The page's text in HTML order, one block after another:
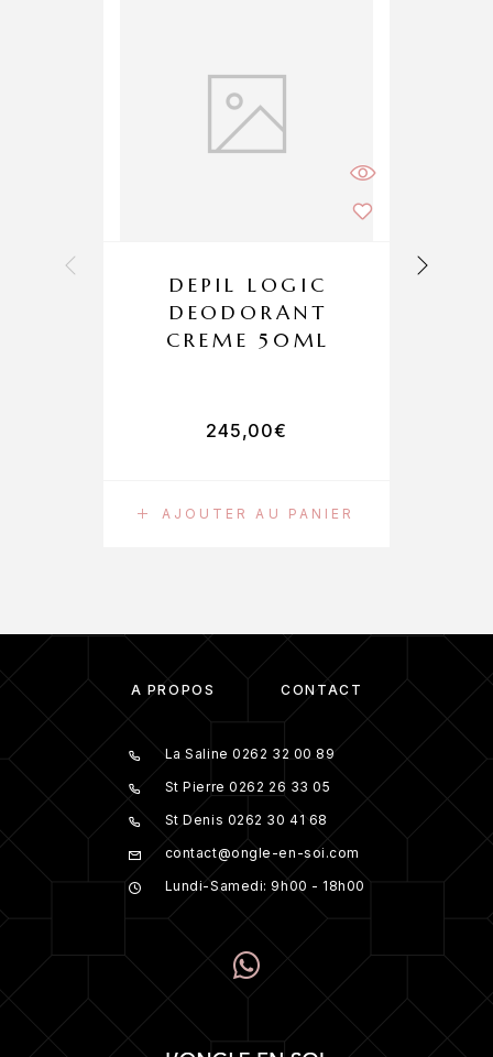
AJOUTER AU PANIER
DEPIL LOGIC
DEODORANT
CREME 50ML
245,00€
À PROPOS CONTACT
La Saline 0262 32 00 89
St Pierre 0262 26 33 05
St Denis 0262 30 41 68
contact@ongle-en-soi.com
Lundi-Samedi: 9h00 - 18h00